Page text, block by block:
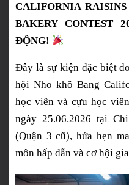
CALIFORNIA
BAKERY CONTEST
ĐỘNG!
Đây là sự kiện đặc biệt
hội Nho khô Bang
học viên và cựu học
ngày 25.06.2026 tại
(Quận 3 cũ), hứa hẹn
môn hấp dẫn và cơ hội